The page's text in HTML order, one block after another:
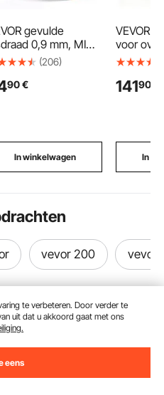
gevulde
0,9 mm, MIG-
E71T-11, 0,45
minimale
(2 rollen)
(206)
90 €
In winkelwagen
VEVOR
voor
en UV-
14190
In
vevor 200 vevor
inschrijft voor e-mails
te verbeteren. Door verder te
uit dat u akkoord gaat met ons
eens